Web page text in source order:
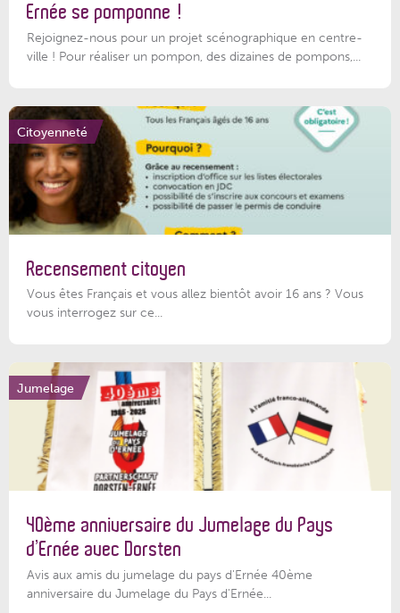
Ernée se pomponne !
Rejoignez-nous pour un projet scénographique en centre-
ville ! Pour réaliser un pompon, des dizaines de pompons,...
Citoyenneté
Recensement citoyen
Vous êtes Français et vous allez bientôt avoir 16 ans ? Vous
vous interrogez sur ce...
Jumelage
40ème anniversaire du Jumelage du Pays
d’Ernée avec Dorsten
Avis aux amis du jumelage du pays d'Ernée 40ème
anniversaire du Jumelage du Pays d'Ernée...